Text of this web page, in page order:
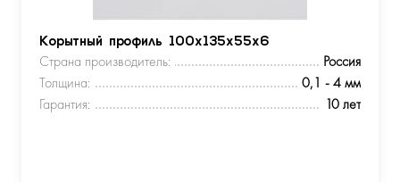
Корытный профиль 100х135х55х6
Страна производитель:
Россия
Толщина:
0,1 - 4 мм
Гарантия:
10 лет